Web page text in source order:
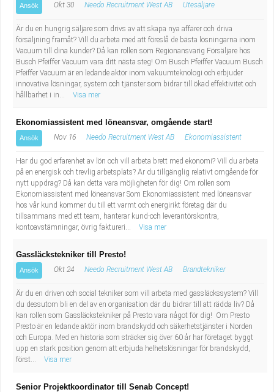
Ansök Okt 30 Needo Recruitment West AB Utesäljare
Är du en hungrig säljare som drivs av att skapa nya affärer och driva
försäljning framåt? Vill du arbeta med att föreslå de bästa lösningarna inom
Vacuum till dina kunder? Då kan rollen som Regionansvarig Försäljare hos
Busch Pfeiffer Vacuum vara ditt nästa steg! Om Busch Pfeiffer Vacuum Busch
Pfeiffer Vacuum är en ledande aktör inom vakuumteknologi och erbjuder
innovativa lösningar, system och tjänster som bidrar till ökad effektivitet och
hållbarhet i in...
Visa mer
Ekonomiassistent med löneansvar, omgående start!
Ansök Nov 16 Needo Recruitment West AB Ekonomiassistent
Har du god erfarenhet av lön och vill arbeta brett med ekonomi? Vill du arbeta
på en energisk och trevlig arbetsplats? Är du tillgänglig relativt omgående för
nytt uppdrag? Då kan detta vara möjligheten för dig! Om rollen som
Ekonomiassistent med löneansvar Som Ekonomiassistent med löneansvar
hos vår kund kommer du till ett varmt och energirikt företag där du
tillsammans med ett team, hanterar kund-och leverantörskontra,
kontoavstämningar, övrig faktureri...
Visa mer
Gassläckstekniker till Presto!
Ansök Okt 24 Needo Recruitment West AB Brandtekniker
Är du en driven och social tekniker som vill arbeta med gassläckssystem? Vill
du dessutom bli en del av en organisation där du bidrar till att rädda liv? Då
kan rollen som Gassläckstekniker på Presto vara något för dig! Om Presto
Presto är en ledande aktör inom brandskydd och säkerhetstjänster i Norden
och Europa. Med en historia som sträcker sig över 60 år har företaget byggt
upp en stark position genom att erbjuda helhetslösningar för brandskydd,
först...
Visa mer
Senior Projektkoordinator till Senab Concept!